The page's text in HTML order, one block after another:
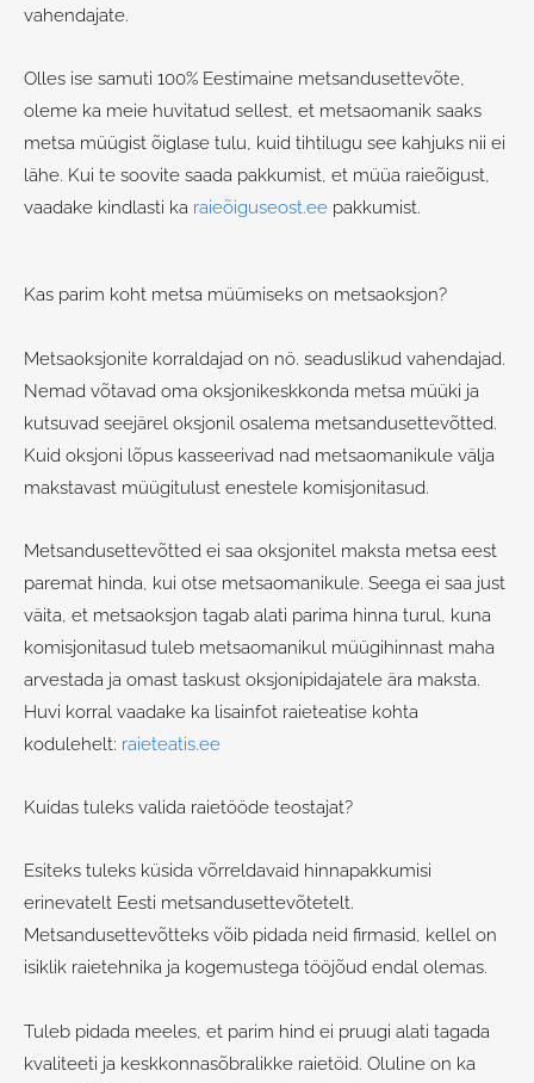
vahendajate.
Olles ise samuti 100% Eestimaine metsandusettevõte,
oleme ka meie huvitatud sellest, et metsaomanik saaks
metsa müügist õiglase tulu, kuid tihtilugu see kahjuks nii ei
lähe. Kui te soovite saada pakkumist, et müüa raieõigust,
vaadake kindlasti ka raieõiguseost.ee pakkumist.
Kas parim koht metsa müümiseks on metsaoksjon?
Metsaoksjonite korraldajad on nö. seaduslikud vahendajad.
Nemad võtavad oma oksjonikeskkonda metsa müüki ja
kutsuvad seejärel oksjonil osalema metsandusettevõtted.
Kuid oksjoni lõpus kasseerivad nad metsaomanikule välja
makstavast müügitulust enestele komisjonitasud.
Metsandusettevõtted ei saa oksjonitel maksta metsa eest
paremat hinda, kui otse metsaomanikule. Seega ei saa just
väita, et metsaoksjon tagab alati parima hinna turul, kuna
komisjonitasud tuleb metsaomanikul müügihinnast maha
arvestada ja omast taskust oksjonipidajatele ära maksta.
Huvi korral vaadake ka lisainfot raieteatise kohta
kodulehelt: raieteatis.ee
Kuidas tuleks valida raietööde teostajat?
Esiteks tuleks küsida võrreldavaid hinnapakkumisi
erinevatelt Eesti metsandusettevõtetelt.
Metsandusettevõtteks võib pidada neid firmasid, kellel on
isiklik raietehnika ja kogemustega tööjõud endal olemas.
Tuleb pidada meeles, et parim hind ei pruugi alati tagada
kvaliteeti ja keskkonnasõbralikke raietöid. Oluline on ka